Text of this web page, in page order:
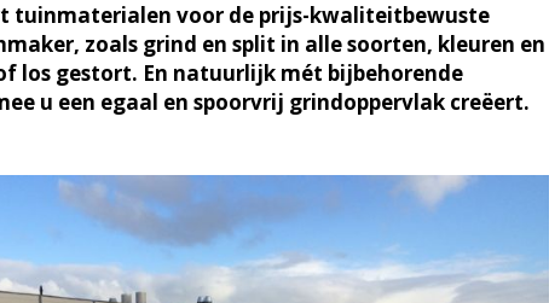
tuinmaterialen voor de prijs-kwaliteitbewuste
zoals grind en split in alle soorten, kleuren en
los gestort. En natuurlijk mét bijbehorende
u een egaal en spoorvrij grindoppervlak creëert.